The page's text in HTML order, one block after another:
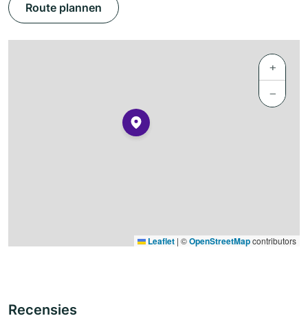
Route plannen
+
−
Leaflet | ©OpenStreetMapcontributors
Recensies